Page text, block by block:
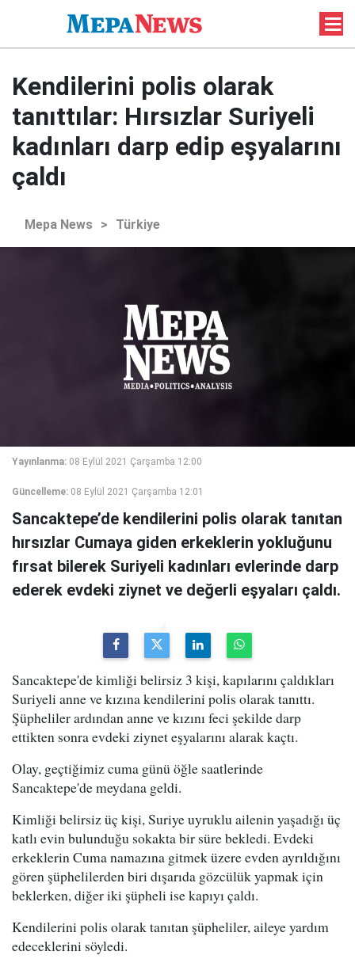
Kendilerini polis olarak
tanıttılar: Hırsızlar Suriyeli
kadınları darp edip eşyalarını
çaldı
Mepa News > Türkiye
Yayınlanma: 08 Eylül 2021 Çarşamba 12:00
Güncelleme: 08 Eylül 2021 Çarşamba 12:01
Sancaktepe’de kendilerini polis olarak tanıtan
hırsızlar Cumaya giden erkeklerin yokluğunu
fırsat bilerek Suriyeli kadınları evlerinde darp
ederek evdeki ziynet ve değerli eşyaları çaldı.
Sancaktepe'de kimliği belirsiz 3 kişi, kapılarını çaldıkları
Suriyeli anne ve kızına kendilerini polis olarak tanıttı.
Şüpheliler ardından anne ve kızını feci şekilde darp
ettikten sonra evdeki ziynet eşyalarını alarak kaçtı.
Olay, geçtiğimiz cuma günü öğle saatlerinde
Sancaktepe'de meydana geldi.
Kimliği belirsiz üç kişi, Suriye uyruklu ailenin yaşadığı üç
katlı evin bulunduğu sokakta bir süre bekledi. Evdeki
erkeklerin Cuma namazına gitmek üzere evden ayrıldığını
gören şüphelilerden biri dışarıda gözcülük yapmak için
beklerken, diğer iki şüpheli ise kapıyı çaldı.
Kendilerini polis olarak tanıtan şüpheliler, aileye yardım
edeceklerini söyledi.